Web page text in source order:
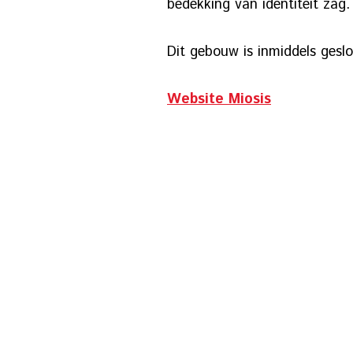
bedekking van identiteit zag.
Dit gebouw is inmiddels
Website Miosis